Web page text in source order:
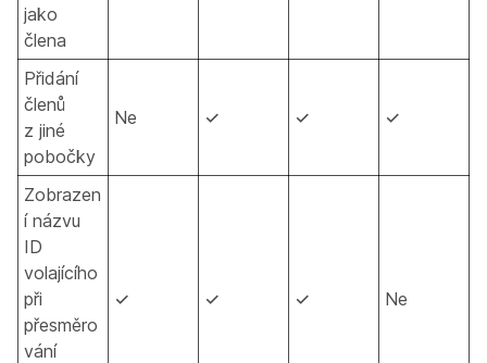
jako
člena
Přidání
členů
z jiné
pobočky
Ne ✓ ✓ ✓
Zobrazen
í názvu
ID
volajícího
při
přesměro
vání
✓ ✓ ✓ Ne